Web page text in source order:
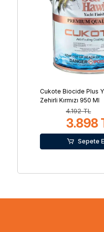
Cukote Biocide Plus
Zehirli Kırmızı 950 Ml
4.192 TL
3.898
Sepete